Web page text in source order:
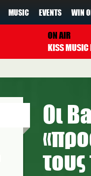
MUSIC EVENTS WIN
ON AIR
Οι